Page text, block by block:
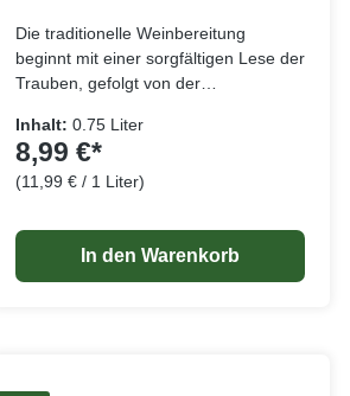
Die traditionelle Weinbereitung
beginnt mit einer sorgfältigen Lese der
Trauben, gefolgt von der
eine sanfte Komplexität verleiht. Der
Ausbau in Edelstahltanks unterstreicht
die Frische und Fruchtigkeit des
Gleichgewicht zwischen den
verschiedenen Aromen entsteht. Im
Glas präsentiert sich der Wein in
Inhalt: 0.75 Liter
8,99 €*
(11,99 € / 1 Liter)
In den Warenkorb